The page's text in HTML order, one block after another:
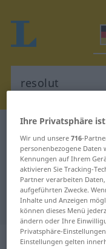
Deutsch-
Deutsch-
"resolut"
"resolut"
„resolut“
Ihre Privatsphäre
Wir und unsere716-
personenbezogene
Kennungen auf Ihrem
aktivieren Sie Tracking-
Partner verarbeiten
aufgeführten Zwecke.
Inhalte und Anzeigen
können dieses Menü
ändern oder Ihre
Privatsphäre-
Einstellungen gelten